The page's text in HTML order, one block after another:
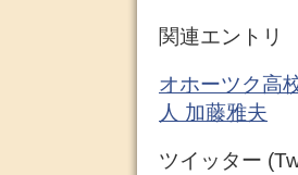
関連エントリ
オホーツク高
人 加藤雅夫
ツイッター